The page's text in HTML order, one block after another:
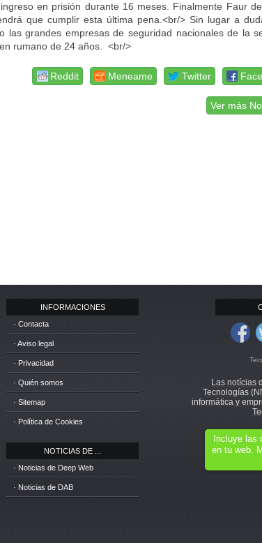
en prisión durante 16 meses. Finalmente Faur
que cumplir esta última pena.<br/> Sin lugar a
las grandes empresas de seguridad nacionales de la
rumano de 24 años. <br/>
Twitter
Meneame
Reddit
Ver más
INFORMACIONES
· Contacta
· Aviso legal
· Privacidad
· Quién somos
· Sitemap
· Política de Cookies
NOTICIAS DE ...
· Noticias de Deep Web
· Noticias de DAB
Las notícias
Tecnologías
informática y
Incluye las
en tu web.